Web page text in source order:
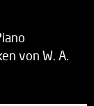
von W. A.